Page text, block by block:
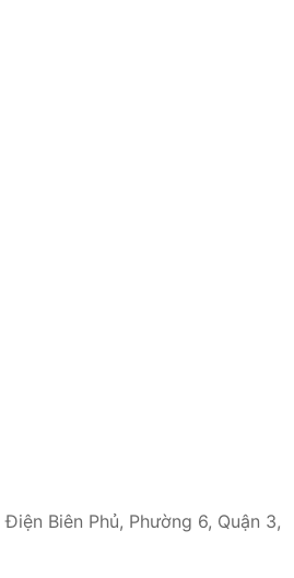
Điện Biên Phủ, Phường 6, Quận 3,